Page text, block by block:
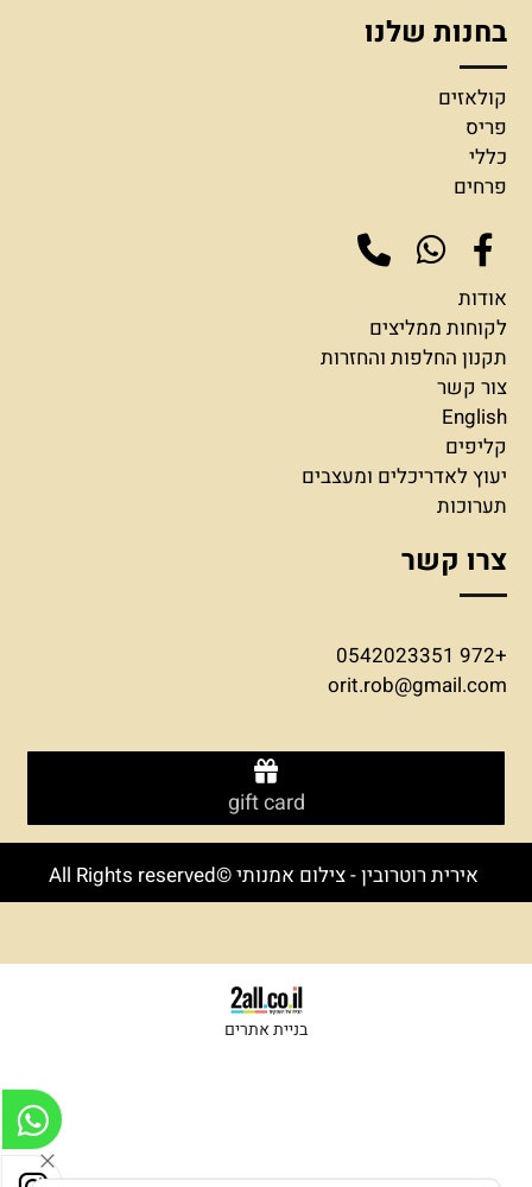
בחנות שלנו
קולאזים
פריס
כללי
פרחים
אודות
לקוחות ממליצים
תקנון החלפות והחזרות
צור קשר
English
קליפים
יעוץ לאדריכלים ומעצבים
תערוכות
צרו קשר
+972 0542023351
orit.rob@gmail.com
gift card
אירית רוטרובין - צילום אמנותי ©All Rights reserved
בניית אתרים